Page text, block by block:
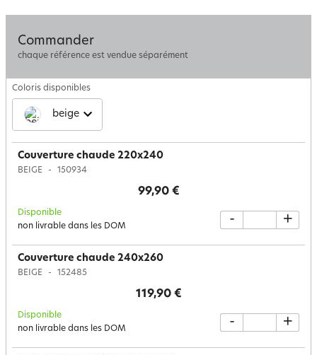
Commander
chaque référence est vendue séparément
Coloris disponibles
beige
Couverture chaude 220x240
BEIGE 150934
99,90 €
Disponible
non livrable dans les DOM
- +
Couverture chaude 240x260
BEIGE 152485
119,90 €
Disponible
non livrable dans les DOM
- +